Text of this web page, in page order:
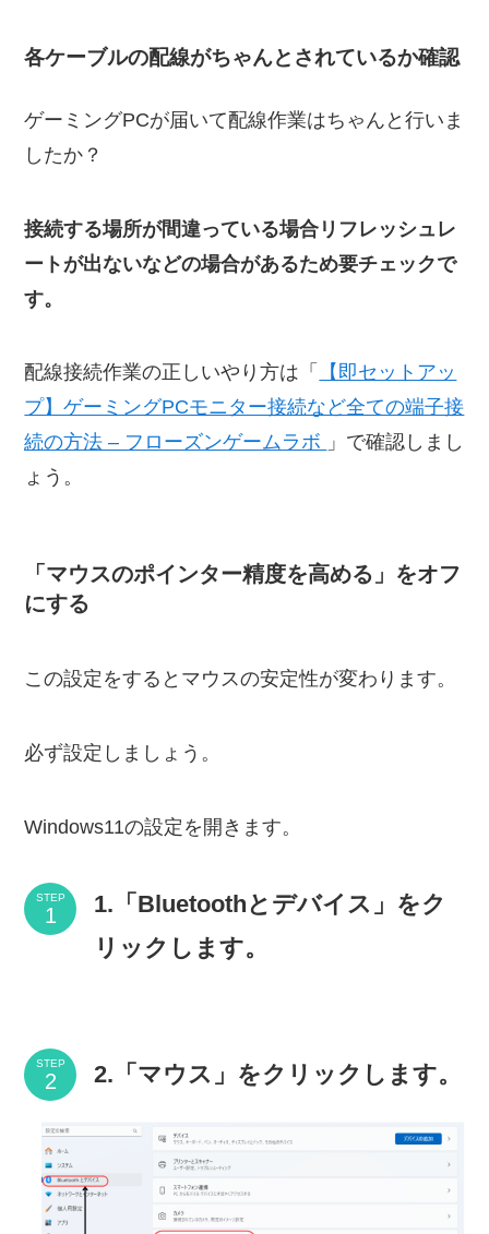
各ケーブルの配線がちゃんとされているか確認
ゲーミングPCが届いて配線作業はちゃんと行いま
したか？
接続する場所が間違っている場合リフレッシュレ
ートが出ないなどの場合があるため要チェックで
す。
配線接続作業の正しいやり方は「
【即セットアッ
プ】ゲーミングPCモニター接続など全ての端子接
続の方法 – フローズンゲームラボ 」で確認しまし
ょう。
「マウスのポインター精度を高める」をオフ
にする
この設定をするとマウスの安定性が変わります。
必ず設定しましょう。
Windows11の設定を開きます。
STEP
1.「Bluetoothとデバイス」をク
リックします。
STEP 2.「マウス」をクリックします。